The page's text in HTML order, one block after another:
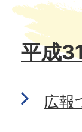
平成
広報